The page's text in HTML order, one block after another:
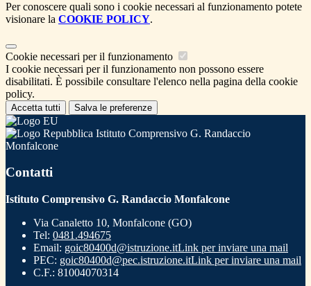
Per conoscere quali sono i cookie necessari al funzionamento potete
visionare la COOKIE POLICY.
Cookie necessari per il funzionamento
I cookie necessari per il funzionamento non possono essere
disabilitati. È possibile consultare l'elenco nella pagina della cookie
policy.
Accetta tutti Salva le preferenze
Istituto Comprensivo G. Randaccio
Monfalcone
Contatti
Istituto Comprensivo G. Randaccio Monfalcone
Via Canaletto 10, Monfalcone (GO)
Tel: 0481.494675
Email: goic80400d@istruzione.itLink per inviare una mail
PEC: goic80400d@pec.istruzione.itLink per inviare una mail
C.F.: 81004070314